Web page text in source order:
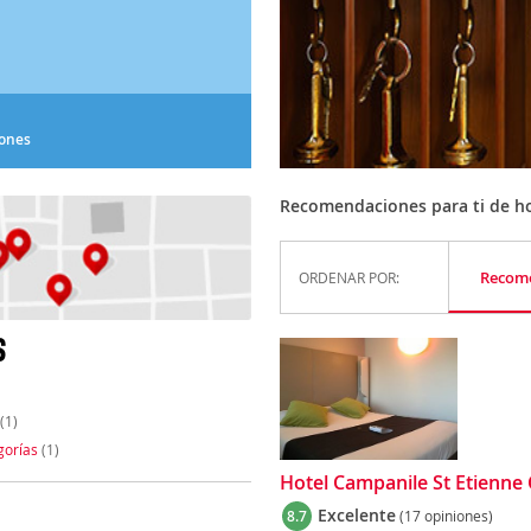
(1)
Recomendaciones para ti de
ORDENAR POR:
Hotel Campanile St
8.7 Excelente(17 opiniones)